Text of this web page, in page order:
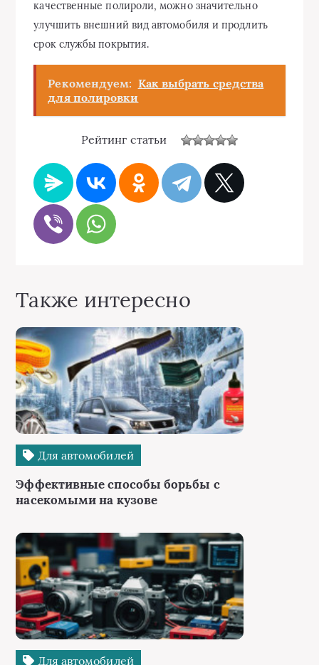
качественные полироли, можно значительно
улучшить внешний вид автомобиля и продлить
срок службы покрытия.
Рекомендуем: Как выбрать средства
для полировки
Рейтинг статьи
Также интересно
Для автомобилей
Эффективные способы борьбы с
насекомыми на кузове
Для автомобилей